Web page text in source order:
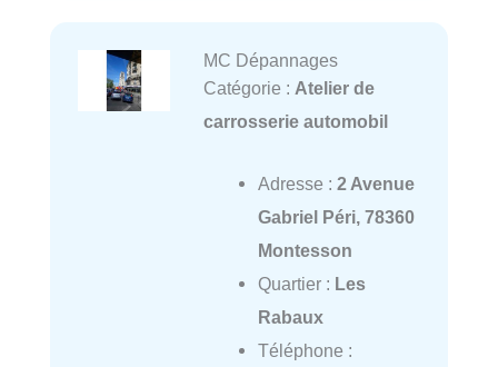
MC Dépannages
Catégorie : Atelier de
carrosserie automobil
Adresse : 2 Avenue
Gabriel Péri, 78360
Montesson
Quartier : Les
Rabaux
Téléphone :